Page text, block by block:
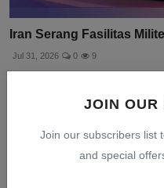
JOIN OUR
Join our subscribers list
and special
Iran Serang Fasilitas
Jul 31, 2026 0 9